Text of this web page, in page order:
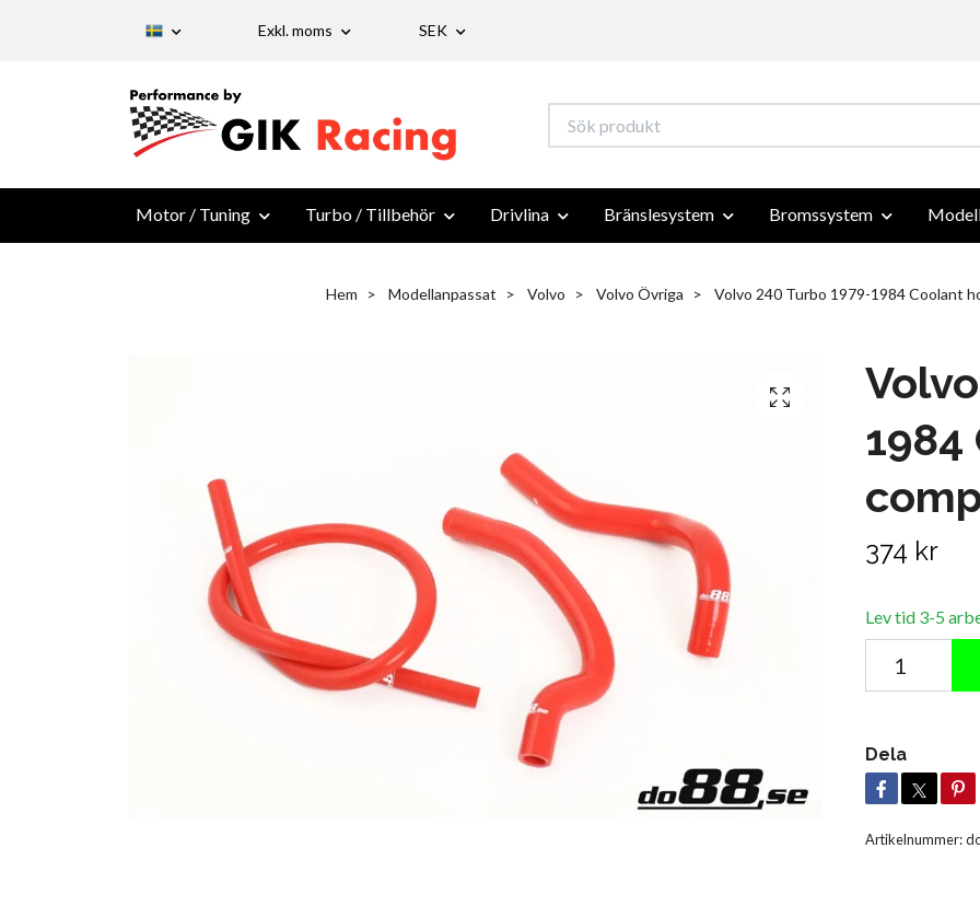
Exkl. moms SEK
Motor / Tuning Turbo / Tillbehör Drivlina Bränslesystem Bromssystem
Hem Modellanpassat Volvo Volvo Övriga Volvo 240 Turbo 1979-1984 Coolant
1984
374 kr
Lev tid 3-5
Dela
Artikelnummer: